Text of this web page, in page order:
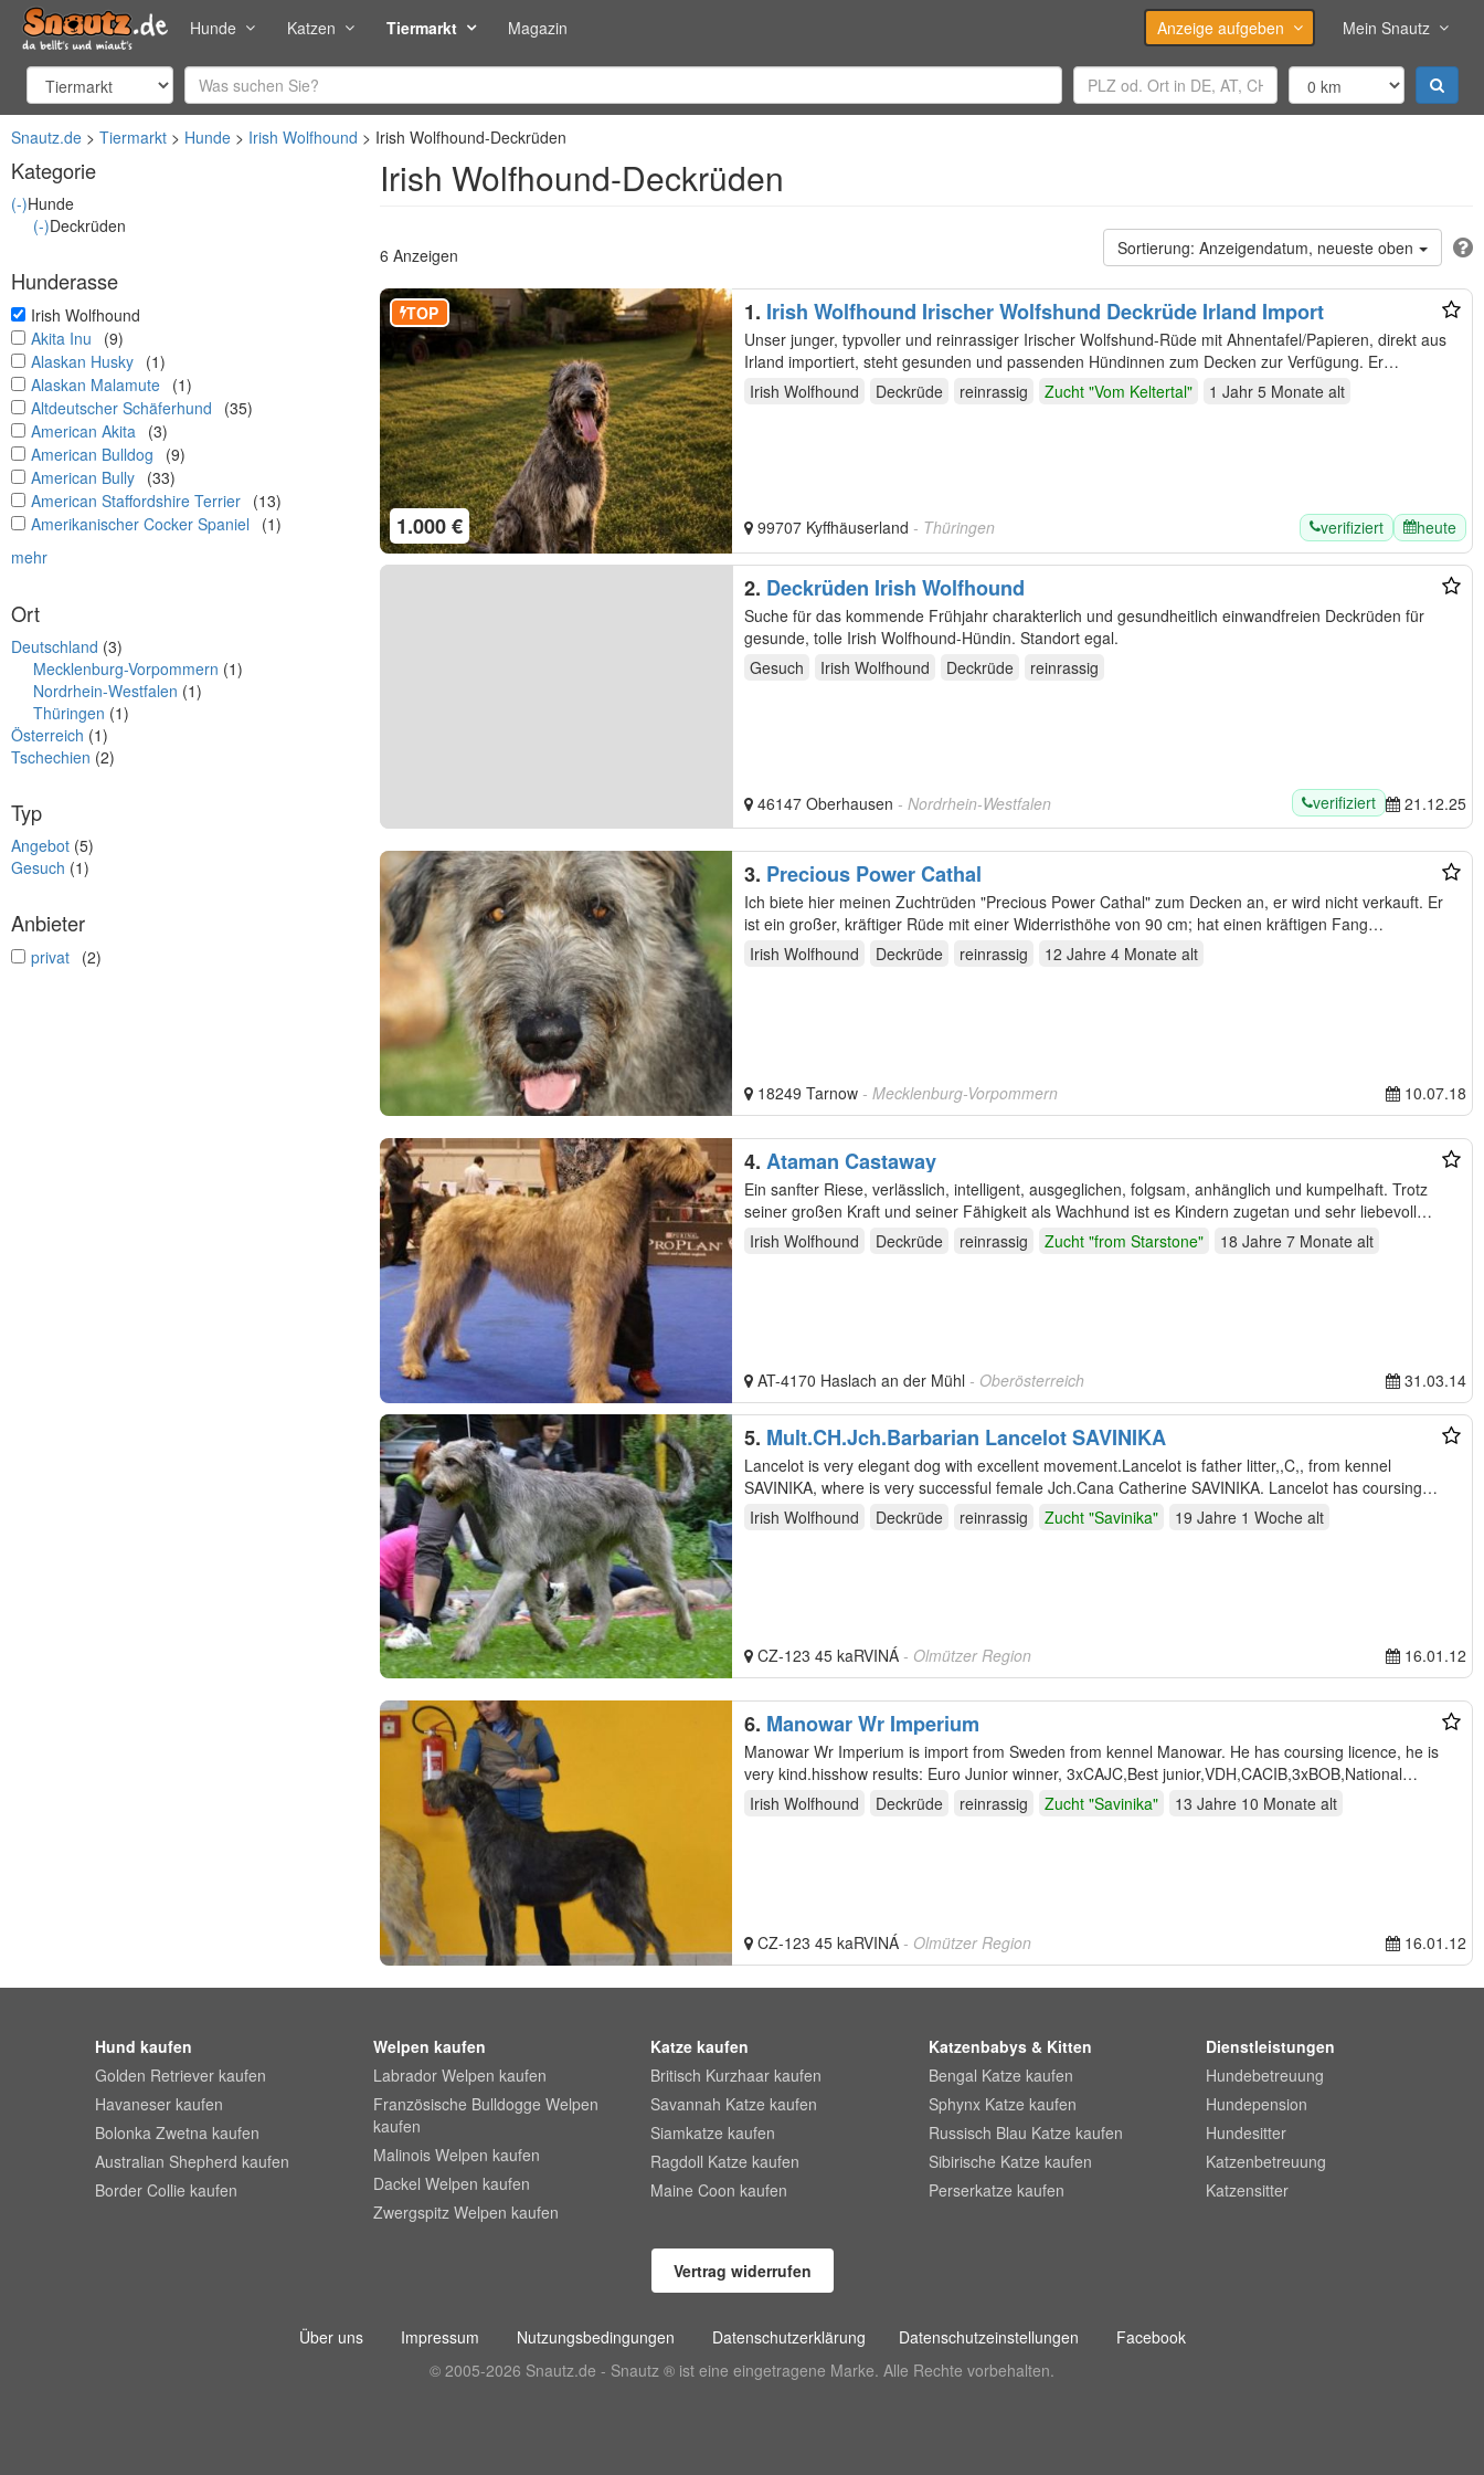
Hunde Katzen Tiermarkt Magazin Anzeige aufgeben Mein Snautz
Snautz.de Tiermarkt Hunde Irish Wolfhound Irish Wolfhound-Deckrüden
Kategorie
(-)Hunde
(-)Deckrüden
Hunderasse
undefined
Irish Wolfhound
undefined
Akita Inu
(9)
undefined
Alaskan Husky (1)
undefined
Alaskan Malamute (1)
undefined
Altdeutscher Schäferhund
(35)
undefined
American Akita (3)
undefined
American Bulldog
(9)
undefined
American Bully (33)
undefined
American Staffordshire Terrier (13)
undefined
Amerikanischer Cocker Spaniel
(1)
mehr
Ort
Deutschland (3)
Mecklenburg-Vorpommern (1)
Nordrhein-Westfalen (1)
Thüringen (1)
Österreich (1)
Tschechien (2)
Typ
Angebot (5)
Gesuch (1)
Anbieter
undefined
privat (2)
Irish Wolfhound-Deckrüden
Anzeigendatum, neueste oben
6 Anzeigen
1. Irish Wolfhound Irischer Wolfshund Deckrüde Irland Import
1.000 €
TOP
Unser junger, typvoller und reinrassiger Irischer Wolfshund-Rüde mit Ahnentafel/Papieren, direkt aus
Irland importiert, steht gesunden und passenden Hündinnen zum Decken zur Verfügung. Er…
Irish Wolfhound
Deckrüde reinrassig Zucht "Vom Keltertal" 1 Jahr 5 Monate alt
99707 Kyffhäuserland - Thüringen verifiziert heute
2. Deckrüden Irish Wolfhound
Suche für das kommende Frühjahr charakterlich und gesundheitlich einwandfreien Deckrüden für
gesunde, tolle Irish Wolfhound-Hündin. Standort egal.
Gesuch
Irish Wolfhound Deckrüde reinrassig
46147 Oberhausen - Nordrhein-Westfalen verifiziert 21.12.25
3. Precious Power Cathal
Ich biete hier meinen Zuchtrüden "Precious Power Cathal" zum Decken an, er wird nicht verkauft. Er
ist ein großer, kräftiger Rüde mit einer Widerristhöhe von 90 cm; hat einen kräftigen Fang…
Irish Wolfhound
Deckrüde reinrassig 12 Jahre 4 Monate alt
18249 Tarnow - Mecklenburg-Vorpommern 10.07.18
4. Ataman Castaway
Ein sanfter Riese, verlässlich, intelligent, ausgeglichen, folgsam, anhänglich und kumpelhaft. Trotz
seiner großen Kraft und seiner Fähigkeit als Wachhund ist es Kindern zugetan und sehr liebevoll…
Irish Wolfhound
Deckrüde reinrassig Zucht "from Starstone" 18 Jahre 7 Monate alt
AT-4170 Haslach an der Mühl - Oberösterreich 31.03.14
5. Mult.CH.Jch.Barbarian Lancelot SAVINIKA
Lancelot is very elegant dog with excellent movement.Lancelot is father litter,,C,, from kennel
SAVINIKA, where is very successful female Jch.Cana Catherine SAVINIKA. Lancelot has coursing
licence,…
Irish Wolfhound Deckrüde reinrassig Zucht "Savinika" 19 Jahre 1 Woche alt
CZ-123 45 kaRVINÁ - Olmützer Region 16.01.12
6. Manowar Wr Imperium
Manowar Wr Imperium is import from Sweden from kennel Manowar. He has coursing licence, he is
very kind.hisshow results: Euro Junior winner, 3xCAJC,Best junior,VDH,CACIB,3xBOB,National
winner,BOS,…
Irish Wolfhound Deckrüde reinrassig Zucht "Savinika" 13 Jahre 10 Monate alt
CZ-123 45 kaRVINÁ - Olmützer Region 16.01.12
Hund kaufen
Golden Retriever kaufen
Havaneser kaufen
Bolonka Zwetna kaufen
Australian Shepherd kaufen
Border Collie kaufen
Welpen kaufen
Labrador Welpen kaufen
Französische Bulldogge Welpen
kaufen
Malinois Welpen kaufen
Dackel Welpen kaufen
Zwergspitz Welpen kaufen
Katze kaufen
Britisch Kurzhaar kaufen
Savannah Katze kaufen
Siamkatze kaufen
Ragdoll Katze kaufen
Maine Coon kaufen
Katzenbabys & Kitten
Bengal Katze kaufen
Sphynx Katze kaufen
Russisch Blau Katze kaufen
Sibirische Katze kaufen
Perserkatze kaufen
Dienstleistungen
Hundebetreuung
Hundepension
Hundesitter
Katzenbetreuung
Katzensitter
Vertrag widerrufen
Über uns Impressum Nutzungsbedingungen Datenschutzerklärung Datenschutzeinstellungen
Facebook
© 2005-2026 Snautz.de - Snautz ® ist eine eingetragene Marke. Alle Rechte vorbehalten.